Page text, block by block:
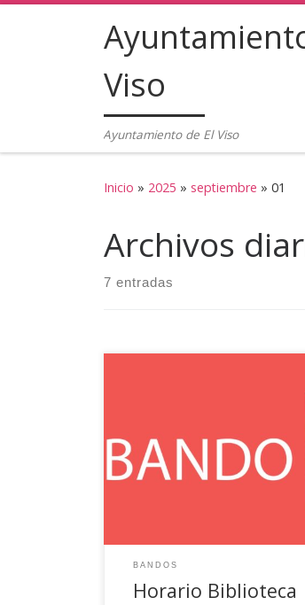
Saltar al contenido
Viso
Ayuntamiento de El Viso
Inicio » 2025 » septiembre » 01
Archivos
7 entradas
BANDO Se informa que a
1 DE SEPTIEMBRE DE 2025, se
de recogida y entrega de libros
MUNICIPAL siendo los lunes y
17 a 19 horas. No obstante lo
interesado que requiera el uso
BANDOS
Horario Biblioteca